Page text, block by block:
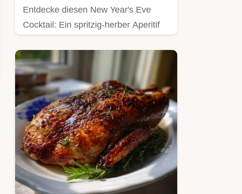
Entdecke diesen New Year's Eve
Cocktail: Ein spritzig-herber Aperitif